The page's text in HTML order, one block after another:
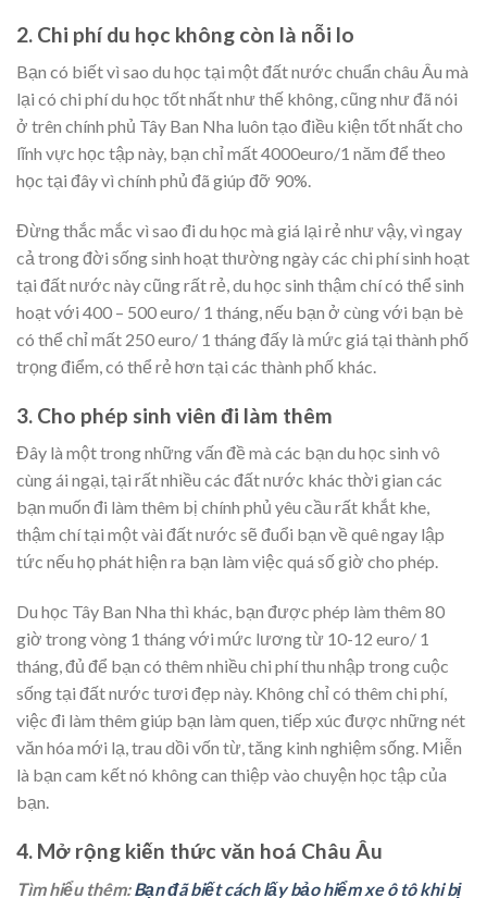
2. Chi phí du học không còn là nỗi lo
Bạn có biết vì sao du học tại một đất nước chuẩn châu Âu mà
lại có chi phí du học tốt nhất như thế không, cũng như đã nói
ở trên chính phủ Tây Ban Nha luôn tạo điều kiện tốt nhất cho
lĩnh vực học tập này, bạn chỉ mất 4000euro/1 năm để theo
học tại đây vì chính phủ đã giúp đỡ 90%.
Đừng thắc mắc vì sao đi du học mà giá lại rẻ như vậy, vì ngay
cả trong đời sống sinh hoạt thường ngày các chi phí sinh hoạt
tại đất nước này cũng rất rẻ, du học sinh thậm chí có thể sinh
hoạt với 400 – 500 euro/ 1 tháng, nếu bạn ở cùng với bạn bè
có thể chỉ mất 250 euro/ 1 tháng đấy là mức giá tại thành phố
trọng điểm, có thể rẻ hơn tại các thành phố khác.
3. Cho phép sinh viên đi làm thêm
Đây là một trong những vấn đề mà các bạn du học sinh vô
cùng ái ngại, tại rất nhiều các đất nước khác thời gian các
bạn muốn đi làm thêm bị chính phủ yêu cầu rất khắt khe,
thậm chí tại một vài đất nước sẽ đuổi bạn về quê ngay lập
tức nếu họ phát hiện ra bạn làm việc quá số giờ cho phép.
Du học Tây Ban Nha thì khác, bạn được phép làm thêm 80
giờ trong vòng 1 tháng với mức lương từ 10-12 euro/ 1
tháng, đủ để bạn có thêm nhiều chi phí thu nhập trong cuộc
sống tại đất nước tươi đẹp này. Không chỉ có thêm chi phí,
việc đi làm thêm giúp bạn làm quen, tiếp xúc được những nét
văn hóa mới lạ, trau dồi vốn từ, tăng kinh nghiệm sống. Miễn
là bạn cam kết nó không can thiệp vào chuyện học tập của
bạn.
4. Mở rộng kiến thức văn hoá Châu Âu
Tìm hiểu thêm:Bạn đã biết cách lấy bảo hiểm xe ô tô khi bị